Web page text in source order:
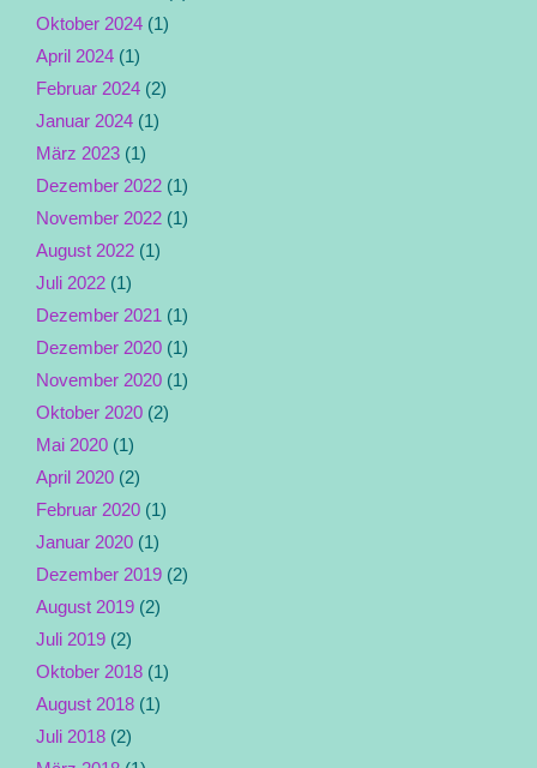
Oktober 2024 (1)
April 2024 (1)
Februar 2024 (2)
Januar 2024 (1)
März 2023 (1)
Dezember 2022 (1)
November 2022 (1)
August 2022 (1)
Juli 2022 (1)
Dezember 2021 (1)
Dezember 2020 (1)
November 2020 (1)
Oktober 2020 (2)
Mai 2020 (1)
April 2020 (2)
Februar 2020 (1)
Januar 2020 (1)
Dezember 2019 (2)
August 2019 (2)
Juli 2019 (2)
Oktober 2018 (1)
August 2018 (1)
Juli 2018 (2)